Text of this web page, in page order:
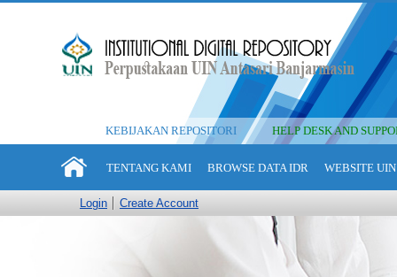
KEBIJAKAN REPOSITORI HELP DESK AND
TENTANG KAMI BROWSE DATA IDR WEBSITE
Login Create Account